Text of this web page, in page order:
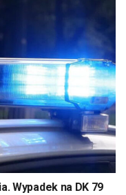
Wypadek na DK 79